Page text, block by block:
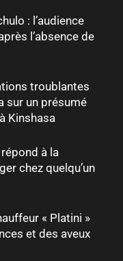
: l’audience
l’absence de
troublantes
sur un présumé
Kinshasa
à la
chez quelqu’un
« Platini »
et des aveux